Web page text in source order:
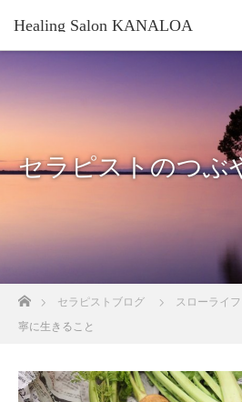
Healing Salon KANALOA
セラピストのつぶ
ホームセラピストブログ スローライ
寧に生きること